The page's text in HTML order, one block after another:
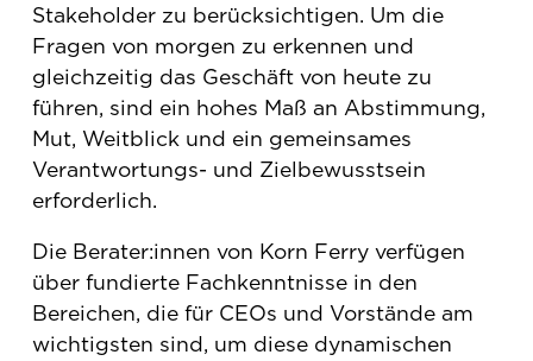
Stakeholder zu berücksichtigen. Um die
Fragen von morgen zu erkennen und
gleichzeitig das Geschäft von heute zu
führen, sind ein hohes Maß an Abstimmung,
Mut, Weitblick und ein gemeinsames
Verantwortungs- und Zielbewusstsein
erforderlich.
Die Berater:innen von Korn Ferry verfügen
über fundierte Fachkenntnisse in den
Bereichen, die für CEOs und Vorstände am
wichtigsten sind, um diese dynamischen